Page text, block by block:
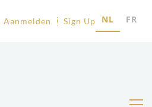
Aanmelden Sign Up NL FR